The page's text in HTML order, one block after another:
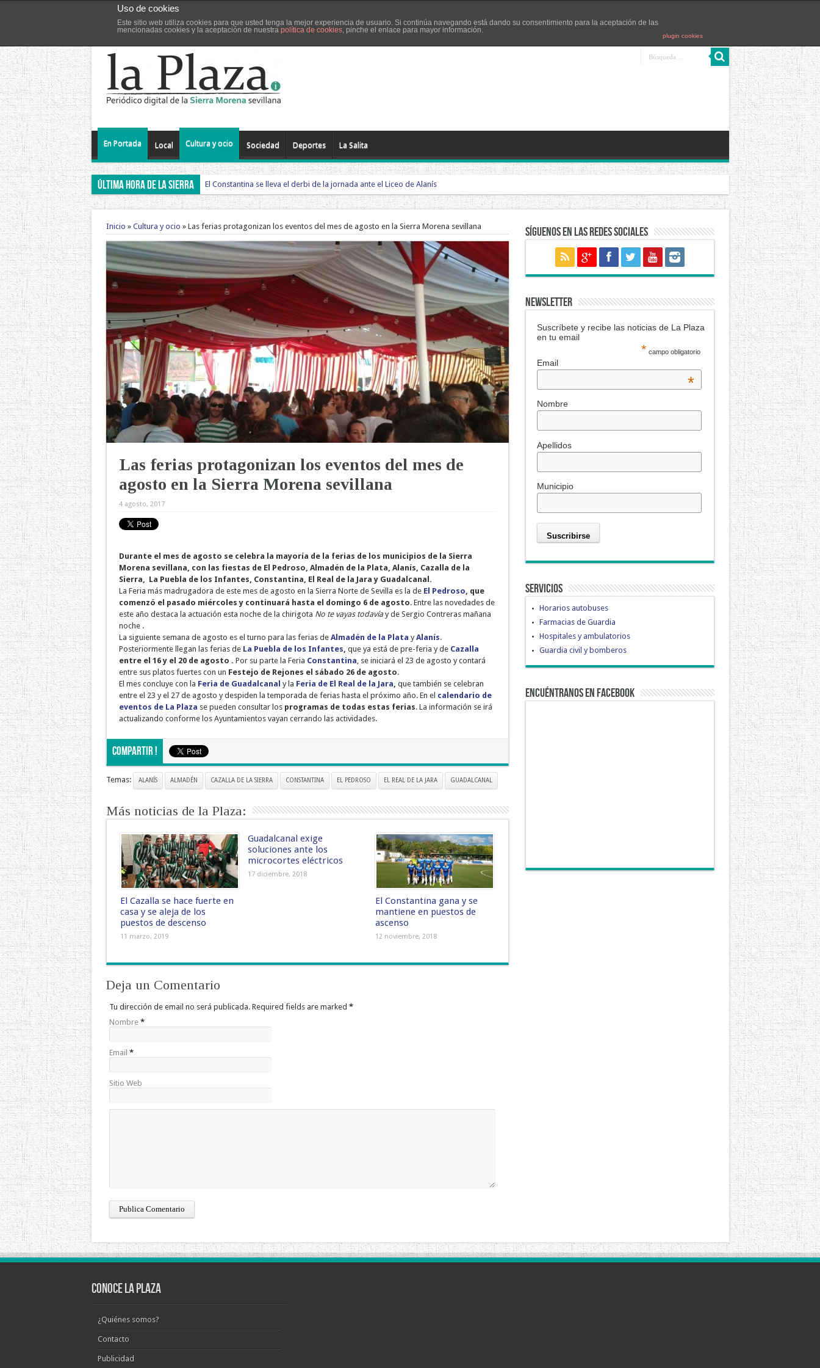
Uso de cookies
Este sitio web utiliza cookies para que usted tenga la mejor experiencia de usuario. Si continúa navegando está dando su consentimiento para la aceptación de las
mencionadas cookies y la aceptación de nuestra política de cookies, pinche el enlace para mayor información.
plugin cookies
Sábado,8 agosto, 2026
San Nicolás
En Portada Local Cultura y ocio Sociedad Deportes La Salita
ÚLTIMA HORA DE LA SIERRA El Constantina se lleva el derbi de la jornada ante el Liceo de Alanís
Inicio » Cultura y ocio » Las ferias protagonizan los eventos del mes de agosto en la Sierra Morena sevillana
Las ferias protagonizan los eventos del mes de
agosto en la Sierra Morena sevillana
4 agosto, 2017
Durante el mes de agosto se celebra la mayoría de la ferias de los municipios de la Sierra
Morena sevillana, con las fiestas de El Pedroso, Almadén de la Plata, Alanís, Cazalla de la
Sierra, La Puebla de los Infantes, Constantina, El Real de la Jara y Guadalcanal.
La Feria más madrugadora de este mes de agosto en la Sierra Norte de Sevilla es la de El Pedroso, que
comenzó el pasado miércoles y continuará hasta el domingo 6 de agosto. Entre las novedades de
este año destaca la actuación esta noche de la chirigota No te vayas todavíay de Sergio Contreras mañana
noche .
La siguiente semana de agosto es el turno para las ferias de Almadén de la Plata yAlanís.
Posteriormente llegan las ferias de La Puebla de los Infantes, que ya está de pre-feria y de Cazalla
entre el 16 y el 20 de agosto . Por su parte la Feria Constantina, se iniciará el 23 de agosto y contará
entre sus platos fuertes con un Festejo de Rejones el sábado 26 de agosto.
El mes concluye con la Feria de Guadalcanal y la Feria de El Real de la Jara, que también se celebran
entre el 23 y el 27 de agosto y despiden la temporada de ferias hasta el próximo año. En el calendario de
eventos de La Plaza se pueden consultar los programas de todas estas ferias. La información se irá
actualizando conforme los Ayuntamientos vayan cerrando las actividades.
Compartir !
Temas: ALANÍS ALMADÉN CAZALLA DE LA SIERRA CONSTANTINA EL PEDROSO EL REAL DE LA JARA GUADALCANAL
Más noticias de la Plaza:
El Cazalla se hace fuerte en
casa y se aleja de los
puestos de descenso
11 marzo, 2019
Guadalcanal exige
soluciones ante los
microcortes eléctricos
17 diciembre, 2018
El Constantina gana y se
mantiene en puestos de
ascenso
12 noviembre, 2018
Deja un Comentario
Tu dirección de email no será publicada. Required fields are marked *
Nombre *
Email *
Sitio Web
Síguenos en las redes sociales
NEWSLETTER
Suscríbete y recibe las noticias de La Plaza
en tu email
* campo obligatorio
Email
*
Nombre
Apellidos
Municipio
Servicios
Horarios autobuses
Farmacias de Guardia
Hospitales y ambulatorios
Guardia civil y bomberos
Encuéntranos en Facebook
Conoce La Plaza
¿Quiénes somos?
Contacto
Publicidad